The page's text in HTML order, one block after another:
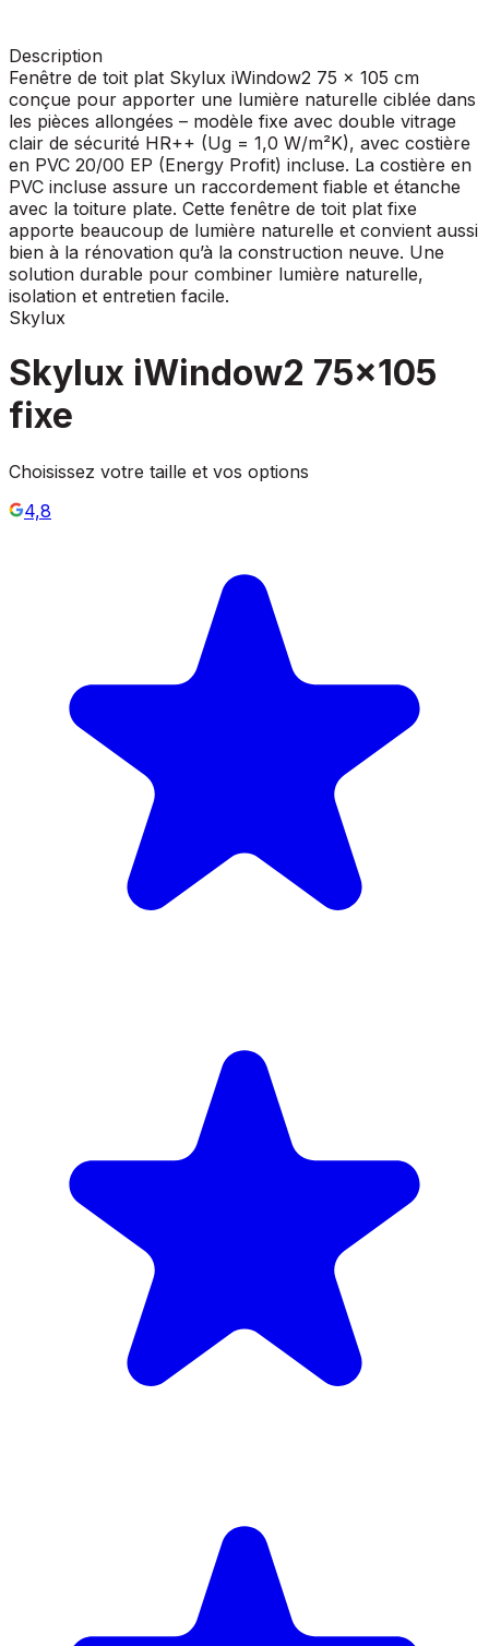
Description
Fenêtre de toit plat Skylux iWindow2 75 x 105 cm
conçue pour apporter une lumière naturelle ciblée dans
les pièces allongées – modèle fixe avec double vitrage
clair de sécurité HR++ (Ug = 1,0 W/m²K), avec costière
en PVC 20/00 EP (Energy Profit) incluse. La costière en
PVC incluse assure un raccordement fiable et étanche
avec la toiture plate. Cette fenêtre de toit plat fixe
apporte beaucoup de lumière naturelle et convient aussi
bien à la rénovation qu’à la construction neuve. Une
solution durable pour combiner lumière naturelle,
isolation et entretien facile.
Skylux
Skylux iWindow2 75x105
fixe
Choisissez votre taille et vos options
4,8